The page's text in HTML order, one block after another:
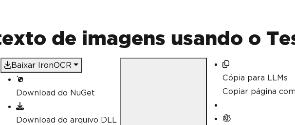
de imagens usando o
Baixar IronOCR
Download do NuGet
Download do arquivo DLL
Cópia para LLMs
Copiar página